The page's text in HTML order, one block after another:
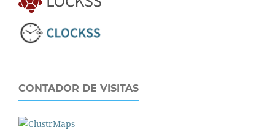
CONTADOR DE VISITAS